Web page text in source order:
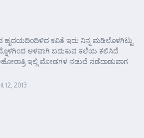
ಹೃದಯದಿಂದಿಳಿದ ಕವಿತೆ ಇದು ನಿನ್ನ ಮಡಿಲೊಳಗಿಟ್ಟು
ಆಳವಾಗಿ ಬದುಕುವ ಕಲೆಯ ಕಲಿಸಿದೆ
ಇಲ್ಲಿ ಮೋಡಗಳ ನಡುವೆ ನಡೆದಾಡುವಾಗ
12, 2013